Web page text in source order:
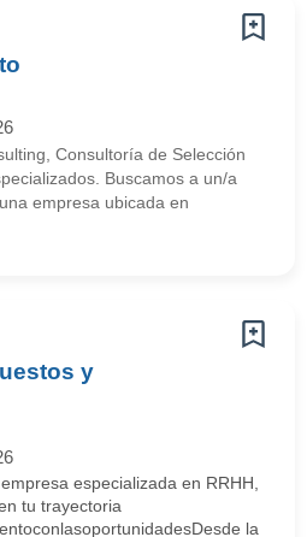
Consultoría de Selección
Buscamos a un/a
empresa ubicada en
y
especializada en RRHH,
tu trayectoria
la